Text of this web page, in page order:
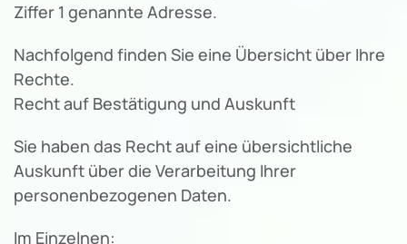
Ziffer 1 genannte Adresse.
Nachfolgend finden Sie eine Übersicht über Ihre
Rechte.
Recht auf Bestätigung und Auskunft
Sie haben das Recht auf eine übersichtliche
Auskunft über die Verarbeitung Ihrer
personenbezogenen Daten.
Im Einzelnen: